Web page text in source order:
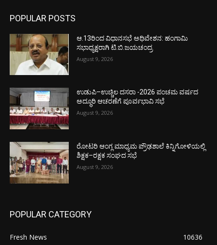
POPULAR POSTS
ಆ.13ರಿಂದ ವಿಧಾನಸಭೆ ಅಧಿವೇಶನ: ಹಂಗಾಮಿ
ಸಭಾಧ್ಯಕ್ಷರಾಗಿ ಟಿ.ಬಿ.ಜಯಚಂದ್ರ
August 9, 2026
ಉಡುಪಿ–ಉಚ್ಚಿಲ ದಸರಾ -2026 ಪಂಚಮ ವರ್ಷದ
ಅದ್ಧೂರಿ ಆಚರಣೆಗೆ ಪೂರ್ವಭಾವಿ ಸಭೆ
August 9, 2026
ರೋಟರಿ ಆಂಗ್ಲ ಮಾಧ್ಯಮ ಪ್ರೌಢಶಾಲೆ ಕಿನ್ನಿಗೋಳಿಯಲ್ಲಿ
ಶಿಕ್ಷಕ–ರಕ್ಷಕ ಸಂಘದ ಸಭೆ
August 9, 2026
POPULAR CATEGORY
Fresh News
10636